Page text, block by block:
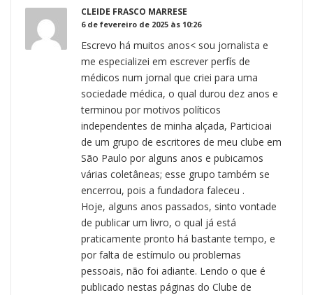
CLEIDE FRASCO MARRESE
6 de fevereiro de 2025 às 10:26
Escrevo há muitos anos< sou jornalista e
me especializei em escrever perfís de
médicos num jornal que criei para uma
sociedade médica, o qual durou dez anos e
terminou por motivos políticos
independentes de minha alçada, Particioai
de um grupo de escritores de meu clube em
São Paulo por alguns anos e pubicamos
várias coletâneas; esse grupo também se
encerrou, pois a fundadora faleceu .
Hoje, alguns anos passados, sinto vontade
de publicar um livro, o qual já está
praticamente pronto há bastante tempo, e
por falta de estímulo ou problemas
pessoais, não foi adiante. Lendo o que é
publicado nestas páginas do Clube de